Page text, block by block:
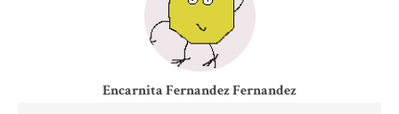
Encarnita Fernandez Fernandez